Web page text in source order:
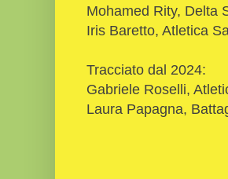
Mohamed Rity, Delta
Iris Baretto, Atletica
Tracciato dal 2024:
Gabriele Roselli,
Laura Papagna,